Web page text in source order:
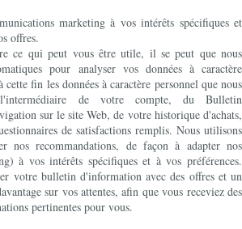
marketing à vos intérêts spécifiques et
offres.
ce qui peut vous être utile, il se peut que nous
pour analyser vos données à caractère
fin les données à caractère personnel que nous
de votre compte, du Bulletin
sur le site Web, de votre historique d'achats,
de satisfactions remplis. Nous utilisons
nos recommandations, de façon à adapter nos
à vos intérêts spécifiques et à vos préférences.
votre bulletin d'information avec des offres et un
sur vos attentes, afin que vous receviez des
pertinentes pour vous.